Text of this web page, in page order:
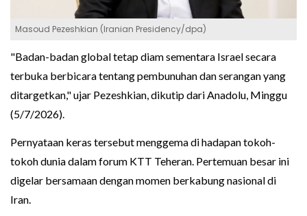
Masoud Pezeshkian (Iranian Presidency/dpa)
"Badan-badan global tetap diam sementara Israel secara
terbuka berbicara tentang pembunuhan dan serangan yang
ditargetkan," ujar Pezeshkian, dikutip dari Anadolu, Minggu
(5/7/2026).
Pernyataan keras tersebut menggema di hadapan tokoh-
tokoh dunia dalam forum KTT Teheran. Pertemuan besar ini
digelar bersamaan dengan momen berkabung nasional di
Iran.